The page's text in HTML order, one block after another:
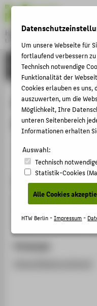
Hochschule für Technik und
University of Applied Sciences
Menu
FORSCHUNG
Experiences
Education
Veranstaltungsbeitrag
2024
Veranstaltung
ICERI 2024. 17th
Sevilla, 11.11.2024 -
CAMPUS
LEHRE
Um unsere Webseite für
fortlaufend verbessern
Technisch notwendige
Funktionalität der
Cookies erlauben es
auszuwerten, um die
Möglichkeit, Ihre
unteren Seitenbereich
Informationen erhalten
Auswahl:
Technisch
Statistik-Cookies
Alle Cookies
HTW Berlin -Impressum-